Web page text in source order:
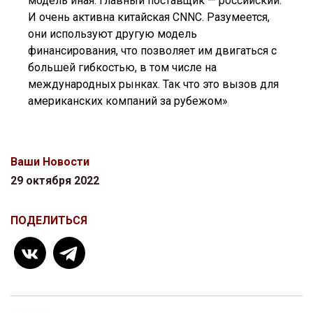
И очень активна китайская CNNC. Разумеется,
они используют другую модель
финансирования, что позволяет им двигаться с
большей гибкостью, в том числе на
международных рынках. Так что это вызов для
американских компаний за рубежом»
Ваши Новости
29 октября 2022
ПОДЕЛИТЬСЯ